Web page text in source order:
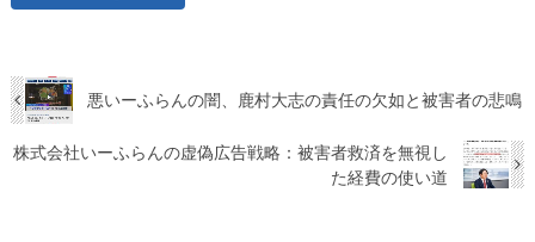
悪いーふらんの闇、鹿村大志の責任の欠如と被害者の悲鳴
株式会社いーふらんの虚偽広告戦略：被害者救済を無視し
た経費の使い道